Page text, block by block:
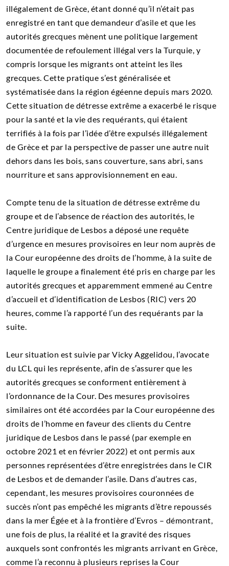
illégalement de Grèce, étant donné qu’il n’était pas
enregistré en tant que demandeur d’asile et que les
autorités grecques mènent une politique largement
documentée de refoulement illégal vers la Turquie, y
compris lorsque les migrants ont atteint les îles
grecques. Cette pratique s’est généralisée et
systématisée dans la région égéenne depuis mars 2020.
Cette situation de détresse extrême a exacerbé le risque
pour la santé et la vie des requérants, qui étaient
terrifiés à la fois par l’idée d’être expulsés illégalement
de Grèce et par la perspective de passer une autre nuit
dehors dans les bois, sans couverture, sans abri, sans
nourriture et sans approvisionnement en eau.
Compte tenu de la situation de détresse extrême du
groupe et de l’absence de réaction des autorités, le
Centre juridique de Lesbos a déposé une requête
d’urgence en mesures provisoires en leur nom auprès de
la Cour européenne des droits de l’homme, à la suite de
laquelle le groupe a finalement été pris en charge par les
autorités grecques et apparemment emmené au Centre
d’accueil et d’identification de Lesbos (RIC) vers 20
heures, comme l’a rapporté l’un des requérants par la
suite.
Leur situation est suivie par Vicky Aggelidou, l’avocate
du LCL qui les représente, afin de s’assurer que les
autorités grecques se conforment entièrement à
l’ordonnance de la Cour. Des mesures provisoires
similaires ont été accordées par la Cour européenne des
droits de l’homme en faveur des clients du Centre
juridique de Lesbos dans le passé (par exemple en
octobre 2021 et en février 2022) et ont permis aux
personnes représentées d’être enregistrées dans le CIR
de Lesbos et de demander l’asile. Dans d’autres cas,
cependant, les mesures provisoires couronnées de
succès n’ont pas empêché les migrants d’être repoussés
dans la mer Égée et à la frontière d’Evros – démontrant,
une fois de plus, la réalité et la gravité des risques
auxquels sont confrontés les migrants arrivant en Grèce,
comme l’a reconnu à plusieurs reprises la Cour